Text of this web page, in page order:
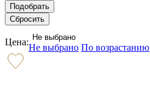
Цена: Не выбрано
Не выбрано По возрастанию